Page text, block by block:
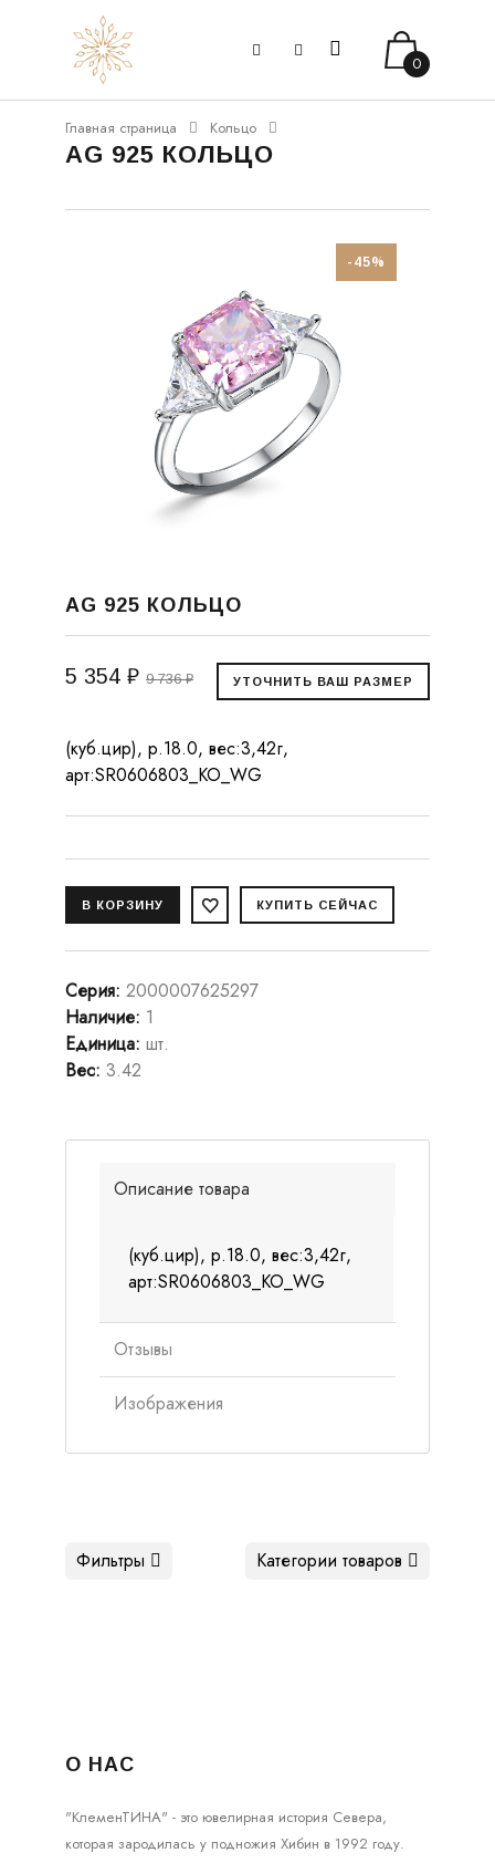
0
Главная страница Кольцо
AG 925 КОЛЬЦО
-45%
AG 925 КОЛЬЦО
5 354 ₽ 9 736 ₽
(куб.цир), р.18.0, вес:3,42г,
арт:SR0606803_KO_WG
Серия: 2000007625297
Наличие: 1
Единица: шт.
Вес: 3.42
Описание товара
(куб.цир), р.18.0, вес:3,42г,
арт:SR0606803_KO_WG
Отзывы
Изображения
Категории товаров
Фильтры
О НАС
"КлеменТИНА" - это ювелирная история Севера,
которая зародилась у подножия Хибин в 1992 году.